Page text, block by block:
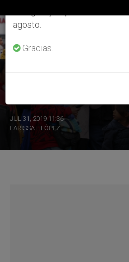
ÚLTIMAS NOTICIAS
Chile: La Iglesia llama a la
JUL 31, 2019 11:36
LARISSA I. LÓPEZ
agosto.
Gracias.